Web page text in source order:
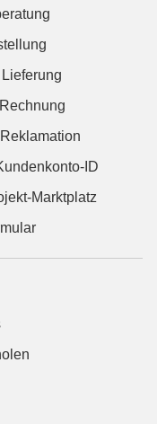
ID
Marktplatz